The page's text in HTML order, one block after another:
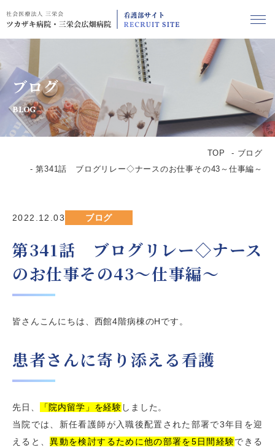
ブログ
BLOG
TOP
ブログ
第341話 ブログリレー◇ナースのお仕事その43～仕事編～
2022.12.03 ブログ
第341話 ブログリレー◇ナース
のお仕事その43～仕事編～
皆さんこんにちは、西館4階病棟のHです。
患者さんに寄り添える看護
先日、 「院内留学」を経験 しました。
当院では、新任看護師が入職後配置された部署で3年目を迎
えると、異動を検討するために他の部署を5日間経験できる